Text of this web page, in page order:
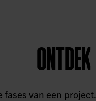
van een